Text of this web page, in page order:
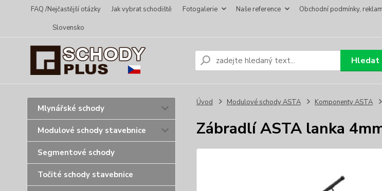
FAQ /Nejčastější otázky Jak vybrat schodiště Fotogalerie Naše reference Obchodní podmínky,
Slovensko
Hledat
Mlynářské schody
Modulové schody stavebnice
Segmentové schody
Točité schody stavebnice
Úvod Modulové schody ASTA Komponenty ASTA
Zábradlí ASTA lanka